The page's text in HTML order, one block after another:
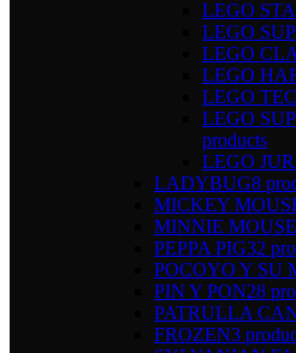
LEGO
LEGO
LEGO
LEGO
LEGO
LEGO
products
LEGO
LADYBUG8
MICKEY
MINNIE MOUSE
PEPPA PIG32
POCOYO Y SU
PIN Y PON28
PATRULLA
FROZEN3